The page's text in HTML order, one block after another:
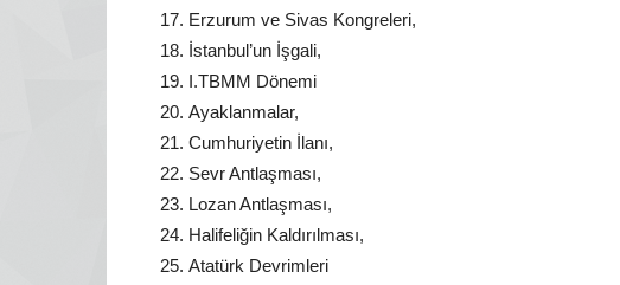
Erzurum ve Sivas Kongreleri,
İstanbul’un İşgali,
I.TBMM Dönemi
Ayaklanmalar,
Cumhuriyetin İlanı,
Sevr Antlaşması,
Lozan Antlaşması,
Halifeliğin Kaldırılması,
Atatürk Devrimleri